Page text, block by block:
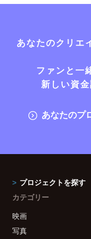
あなたのクリエ
ファンと一
新しい資
あなたのプ
プロジェクトを探す
カテゴリー
映画
写真